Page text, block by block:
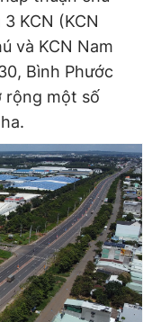
KCN (KCN
và KCN Nam
Bình Phước
rộng một số